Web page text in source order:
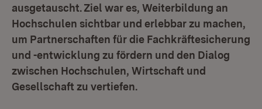
ausgetauscht. Ziel war es, Weiterbildung an
Hochschulen sichtbar und erlebbar zu machen,
um Partnerschaften für die Fachkräftesicherung
und -entwicklung zu fördern und den Dialog
zwischen Hochschulen, Wirtschaft und
Gesellschaft zu vertiefen.